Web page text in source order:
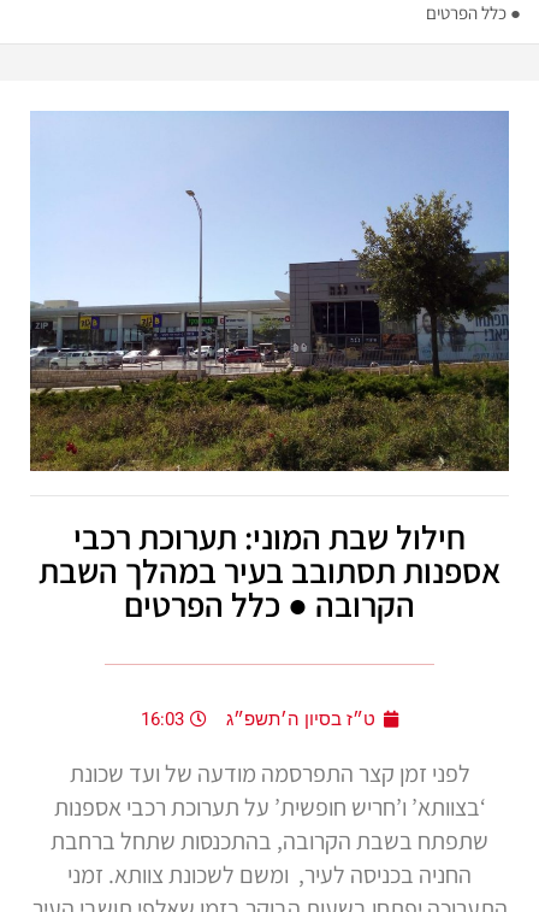
● כלל הפרטים
חילול שבת המוני: תערוכת רכבי
אספנות תסתובב בעיר במהלך השבת
הקרובה ● כלל הפרטים
ט״ז בסיון ה׳תשפ״ג 16:03
לפני זמן קצר התפרסמה מודעה של ועד שכונת
‘בצוותא’ ו’חריש חופשית’ על תערוכת רכבי אספנות
שתפתח בשבת הקרובה, בהתכנסות שתחל ברחבת
החניה בכניסה לעיר, ומשם לשכונת צוותא. זמני